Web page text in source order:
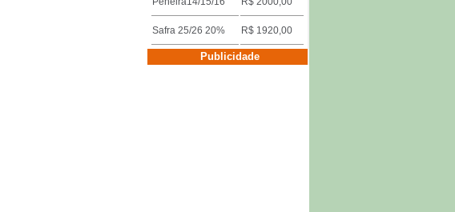
Safra 25/26 20% R$ 1920,00
Cotações por Cidades
Publicidade